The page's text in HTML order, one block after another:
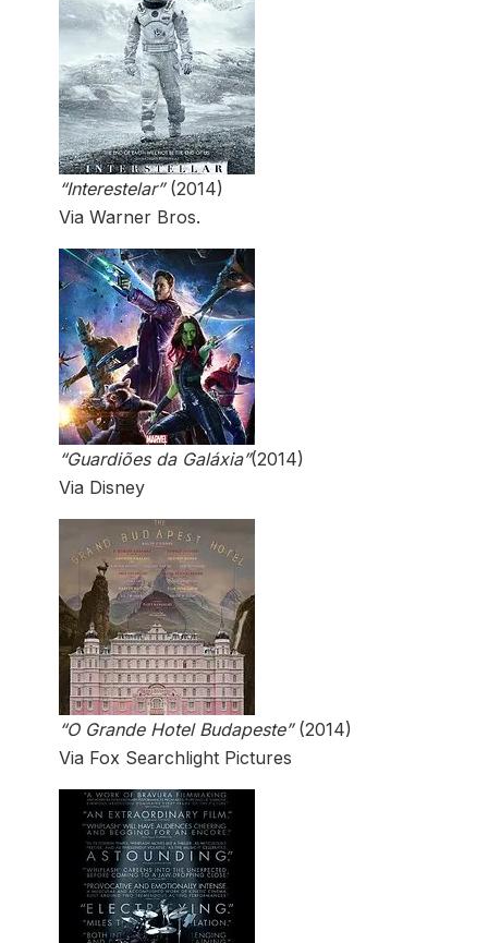
“Interestelar”(2014)
Via Warner Bros.
“Guardiões da Galáxia”(2014)
Via Disney
“O Grande Hotel Budapeste”(2014)
Via Fox Searchlight Pictures